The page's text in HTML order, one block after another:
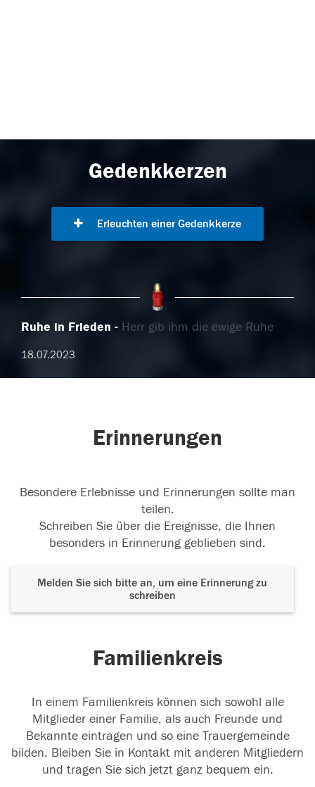
Gedenkkerzen
Erleuchten einer Gedenkkerze
Ruhe in Frieden Herr gib ihm die ewige Ruhe
18.07.2023
Erinnerungen
Besondere Erlebnisse und Erinnerungen sollte man
teilen.
Schreiben Sie über die Ereignisse, die Ihnen
besonders in Erinnerung geblieben sind.
Melden Sie sich bitte an, um eine Erinnerung zu
schreiben
Familienkreis
In einem Familienkreis können sich sowohl alle
Mitglieder einer Familie, als auch Freunde und
Bekannte eintragen und so eine Trauergemeinde
bilden. Bleiben Sie in Kontakt mit anderen Mitgliedern
und tragen Sie sich jetzt ganz bequem ein.